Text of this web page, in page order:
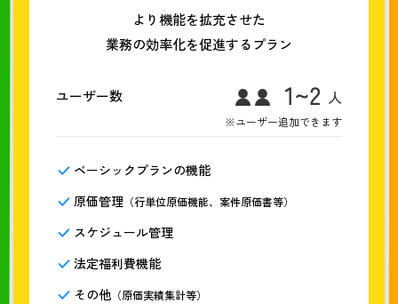
より機能を拡充させた
業務の効率化を促進するプラン
ユーザー数
※ユーザー追加できます
ベーシックプランの機能
原価管理 （行単位原価機能、案件原価書等）
スケジュール管理
法定福利費機能
その他 （原価実績集計等）